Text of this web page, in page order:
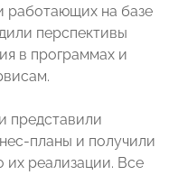
работающих на базе
перспективы
в программах и
представили
планы и получили
их реализации. Все